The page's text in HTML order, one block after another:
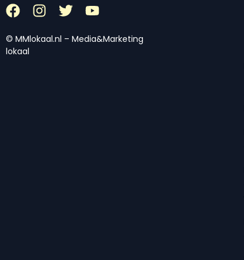
© MMlokaal.nl – Media&Marketing
lokaal